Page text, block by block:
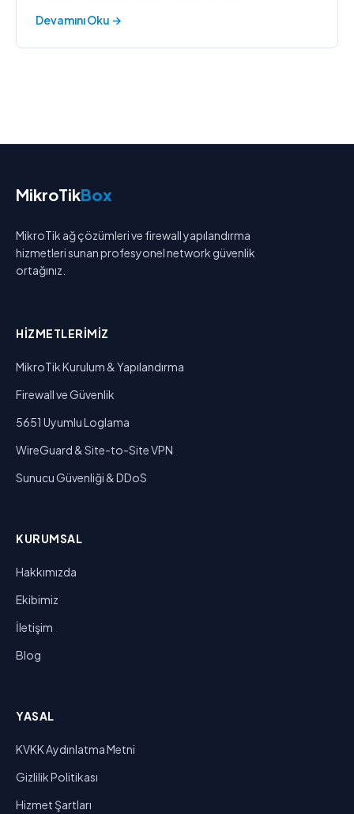
Devamını Oku →
MikroTikBox
MikroTik ağ çözümleri ve firewall yapılandırma
hizmetleri sunan profesyonel network güvenlik
ortağınız.
HIZMETLERIMIZ
MikroTik Kurulum & Yapılandırma
Firewall ve Güvenlik
5651 Uyumlu Loglama
WireGuard & Site-to-Site VPN
Sunucu Güvenliği & DDoS
KURUMSAL
Hakkımızda
Ekibimiz
İletişim
Blog
YASAL
KVKK Aydınlatma Metni
Gizlilik Politikası
Hizmet Şartları